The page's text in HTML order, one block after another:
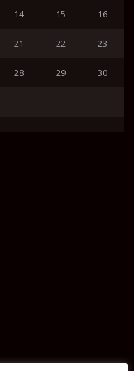
14 15 16
21 22 23
28 29 30